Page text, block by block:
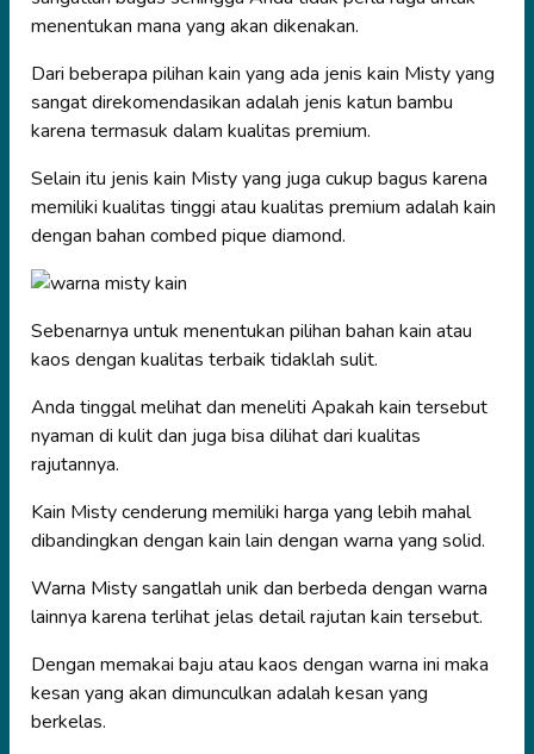
menentukan mana yang akan dikenakan.
Dari beberapa pilihan kain yang ada jenis kain Misty yang
sangat direkomendasikan adalah jenis katun bambu
karena termasuk dalam kualitas premium.
Selain itu jenis kain Misty yang juga cukup bagus karena
memiliki kualitas tinggi atau kualitas premium adalah kain
dengan bahan combed pique diamond.
Sebenarnya untuk menentukan pilihan bahan kain atau
kaos dengan kualitas terbaik tidaklah sulit.
Anda tinggal melihat dan meneliti Apakah kain tersebut
nyaman di kulit dan juga bisa dilihat dari kualitas
rajutannya.
Kain Misty cenderung memiliki harga yang lebih mahal
dibandingkan dengan kain lain dengan warna yang solid.
Warna Misty sangatlah unik dan berbeda dengan warna
lainnya karena terlihat jelas detail rajutan kain tersebut.
Dengan memakai baju atau kaos dengan warna ini maka
kesan yang akan dimunculkan adalah kesan yang
berkelas.